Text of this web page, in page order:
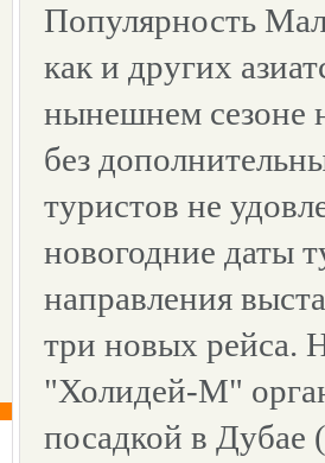
Популярность
как и других
нынешнем сезоне
без
туристов не
новогодние даты
направления
три новых рейса.
"Холидей-М"
посадкой в Дубае